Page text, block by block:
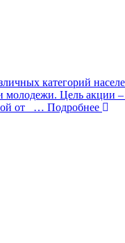
категорий
молодежи. Цель акции
от
… Подробнее